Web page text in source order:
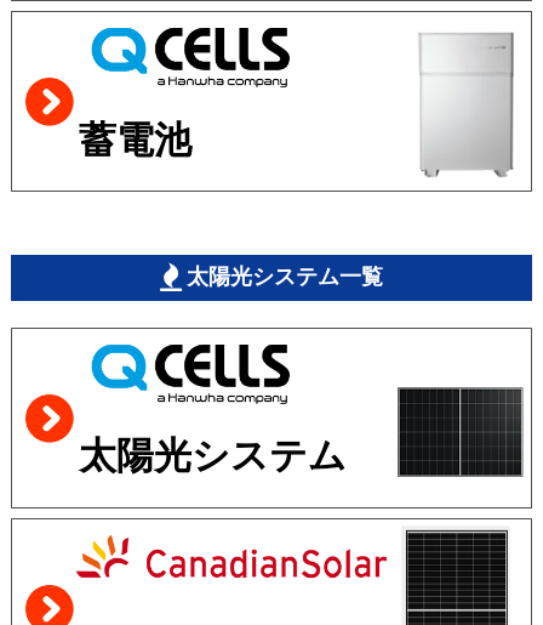
蓄電池
太陽光システム一覧
太陽光システム